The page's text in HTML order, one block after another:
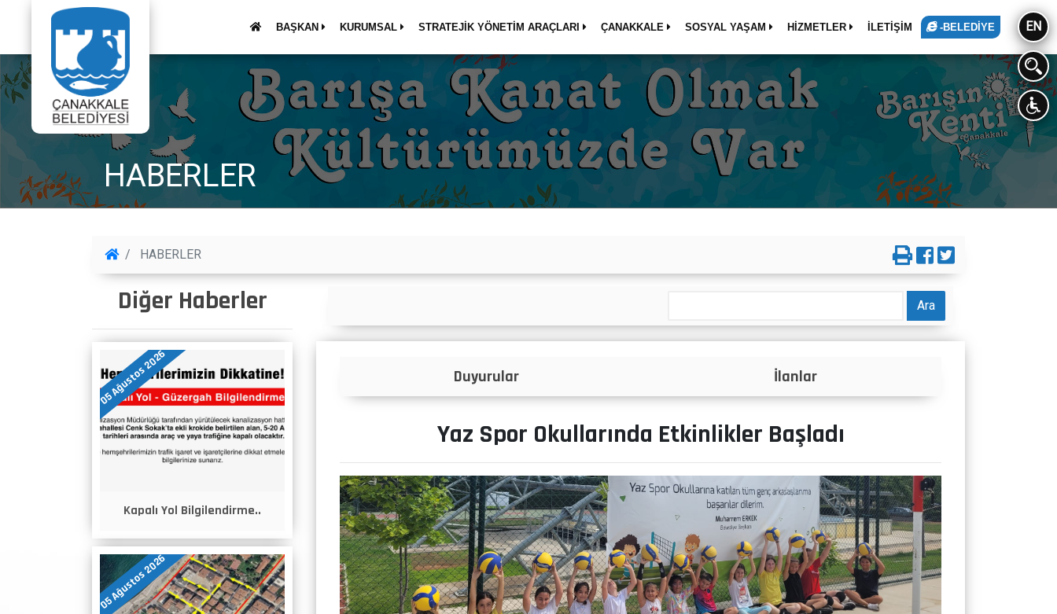
BAŞKAN KURUMSAL STRATEJİK YÖNETİM ARAÇLARI ÇANAKKALE SOSYAL YAŞAM HİZMETLER İLETİŞİM -BELEDİYE EN
HABERLER
HABERLER
Diğer Haberler
05 Ağustos 2026
Kapalı Yol Bilgilendirme..
05 Ağustos 2026
Ara
Duyurular İlanlar Projeler
Yaz Spor Okullarında Etkinlikler Başladı